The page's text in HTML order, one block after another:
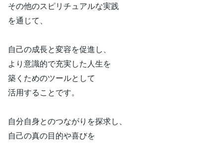
その他のスピリチュアルな実践
を通じて、
自己の成長と変容を促進し、
より意識的で充実した人生を
築くためのツールとして
活用することです。
自分自身とのつながりを探求し、
自己の真の目的や喜びを